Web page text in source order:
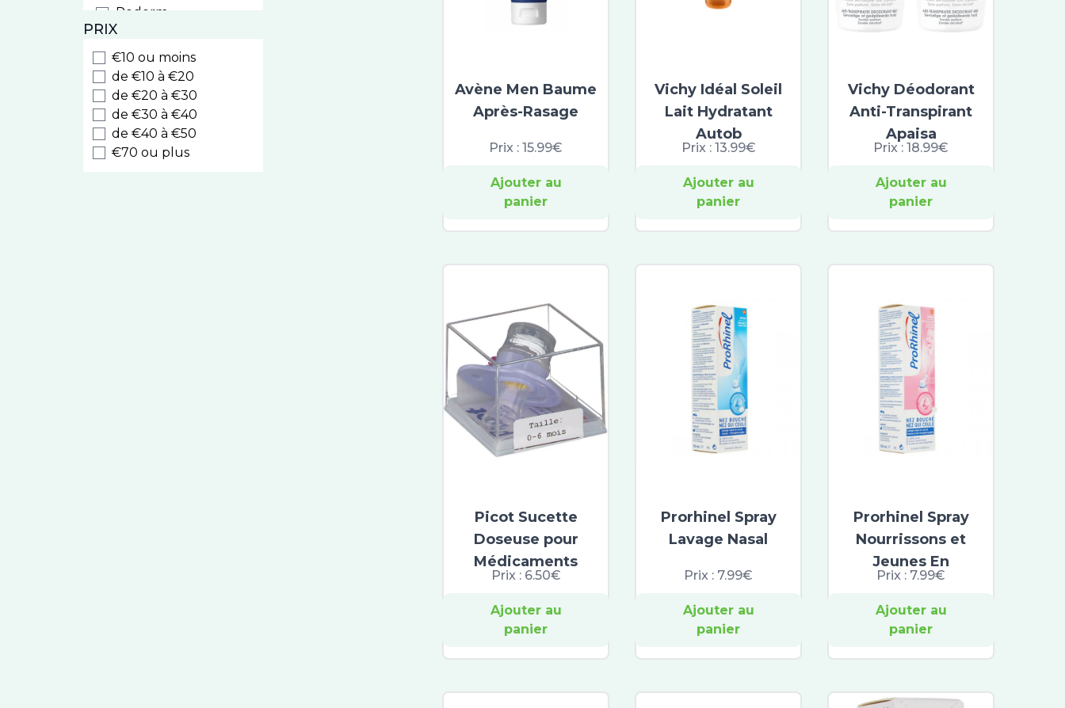
Poderm
ACM
Alliance Pharma
Enocare Pro
Topicrem
Avène
Vichy
Biotherm
PRIX
€10 ou moins
de €10 à €20
de €20 à €30
de €30 à €40
de €40 à €50
€70 ou plus
Avène Men Baume
Après-Rasage
Prix :15.99€
Ajouter au
panier
Vichy Idéal Soleil
Lait Hydratant
Autob
Prix : 13.99€
Ajouter au
panier
Vichy Déodorant
Anti-Transpirant
Apaisa
Prix :18.99€
Ajouter au
panier
Picot Sucette
Doseuse pour
Médicaments
Prix : 6.50€
Ajouter au
panier
Prorhinel Spray
Lavage Nasal
Prix : 7.99€
Ajouter au
panier
Prorhinel Spray
Nourrissons et
Jeunes En
Prix : 7.99€
Ajouter au
panier